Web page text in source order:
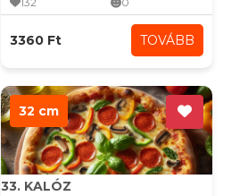
3360 Ft TOVÁBB
32 cm
33. KALÓZ